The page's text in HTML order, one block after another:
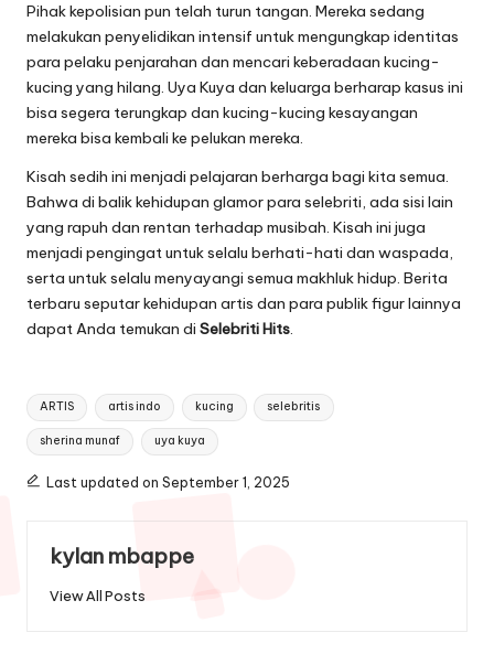
Pihak kepolisian pun telah turun tangan. Mereka sedang
melakukan penyelidikan intensif untuk mengungkap identitas
para pelaku penjarahan dan mencari keberadaan kucing-
kucing yang hilang. Uya Kuya dan keluarga berharap kasus ini
bisa segera terungkap dan kucing-kucing kesayangan
mereka bisa kembali ke pelukan mereka.
Kisah sedih ini menjadi pelajaran berharga bagi kita semua.
Bahwa di balik kehidupan glamor para selebriti, ada sisi lain
yang rapuh dan rentan terhadap musibah. Kisah ini juga
menjadi pengingat untuk selalu berhati-hati dan waspada,
serta untuk selalu menyayangi semua makhluk hidup. Berita
terbaru seputar kehidupan artis dan para publik figur lainnya
dapat Anda temukan di Selebriti Hits.
Tags:
ARTIS artis indo kucing selebritis
sherina munaf uya kuya
Last updated on September 1, 2025
kylan mbappe
View All Posts